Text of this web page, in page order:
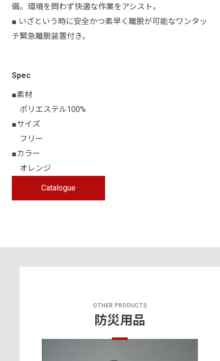
備。環境を問わず快適な作業をアシスト。
■ いざという時に安全かつ素早く離脱が可能なワンタッ
チ緊急離脱装置付き。
Spec
■素材
ポリエステル100%
■サイズ
フリー
■カラー
オレンジ
Catalogue
OTHER PRODUCTS
防災用品